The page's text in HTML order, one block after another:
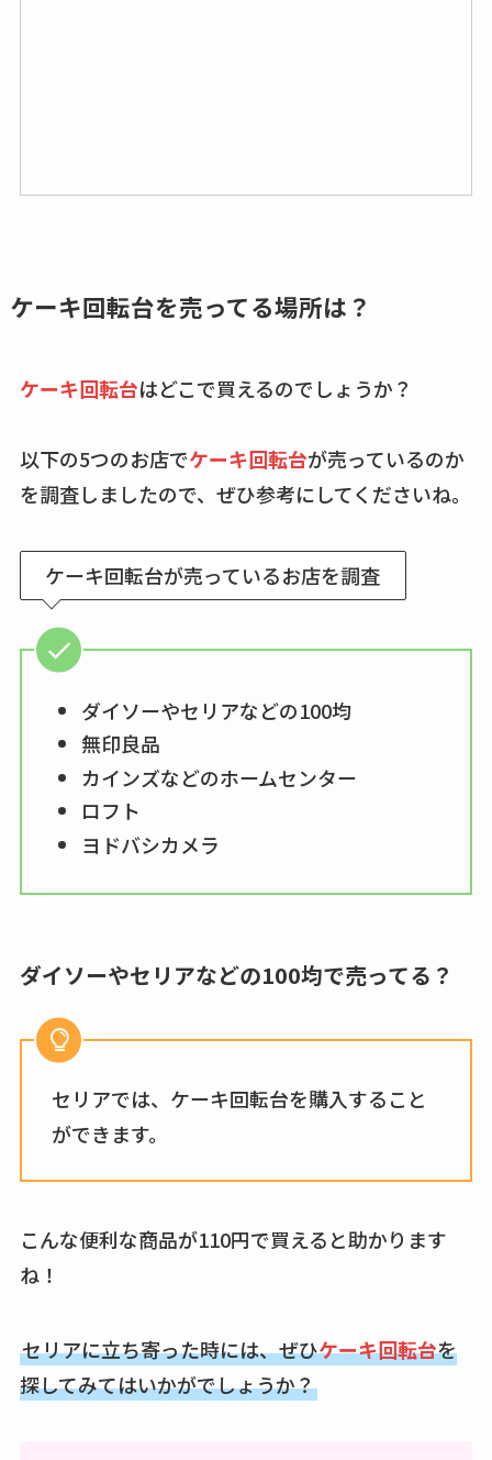
ケーキ回転台を売ってる場所は？
ケーキ回転台はどこで買えるのでしょうか？
以下の5つのお店でケーキ回転台が売っているのか
を調査しましたので、ぜひ参考にしてくださいね。
ケーキ回転台が売っているお店を調査
ダイソーやセリアなどの100均
無印良品
カインズなどのホームセンター
ロフト
ヨドバシカメラ
ダイソーやセリアなどの100均で売ってる？
セリアでは、ケーキ回転台を購入すること
ができます。
こんな便利な商品が110円で買えると助かります
ね！
セリアに立ち寄った時には、ぜひケーキ回転台を
探してみてはいかがでしょうか？